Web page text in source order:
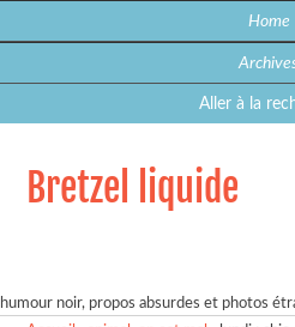
Home
Aller à la
Bretzel liquide
humour noir, propos absurdes et photos